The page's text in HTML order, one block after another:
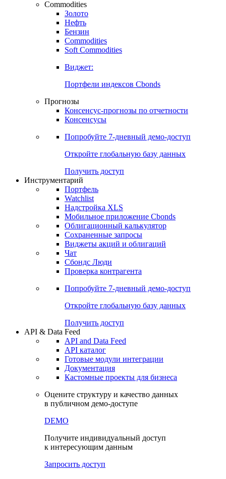
Commodities
Золото
Нефть
Бензин
Commodities
Soft Commodities
Виджет:
Портфели индексов Cbonds
Прогнозы
Консенсус-прогнозы по отчетности
Консенсусы
Попробуйте 7-дневный демо-доступ
Откройте глобальную базу данных
Получить доступ
Инструментарий
Портфель
Watchlist
Надстройка XLS
Мобильное приложение Cbonds
Облигационный калькулятор
Сохраненные запросы
Виджеты акций и облигаций
Чат
Сбондс Люди
Проверка контрагента
Попробуйте 7-дневный демо-доступ
Откройте глобальную базу данных
Получить доступ
API & Data Feed
API and Data Feed
API каталог
Готовые модули интеграции
Документация
Кастомные проекты для бизнеса
Оцените структуру и качество данных
в публичном демо-доступе
DEMO
Получите индивидуальный доступ
к интересующим данным
Запросить доступ